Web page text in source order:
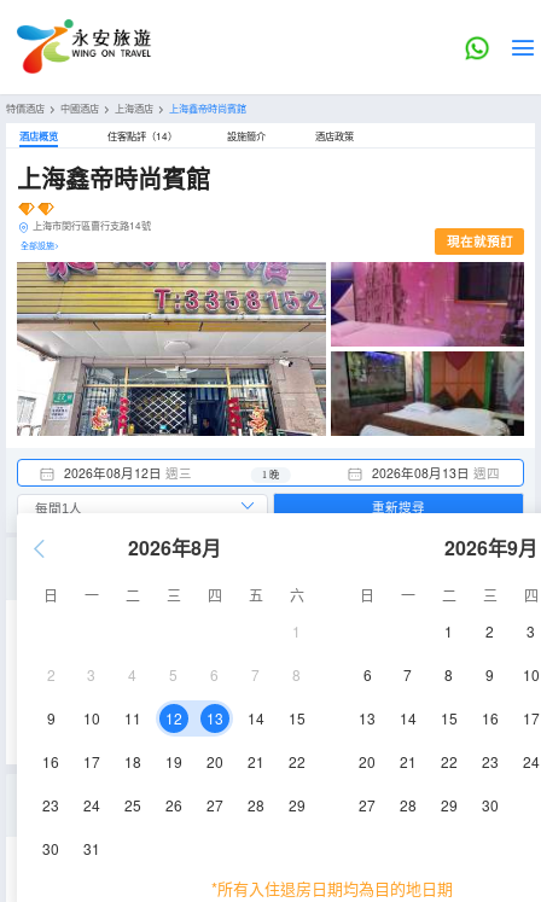
特價酒店 > 中國酒店 > 上海酒店 > 上海鑫帝時尚賓館
酒店概览 住客點評（14） 設施簡介 酒店政策
上海鑫帝時尚賓館
上海市閔行區曹行支路14號
全部設施> 現在就預訂
2026年08月12日 週三 2026年08月13日 週四
1 晚
2026年8月
日 一 二 三 四 五
六
1
2 3 4 5 6 7 8
9 10 11 12 13 14 15
16 17 18 19 20 21 22
23 24 25 26 27 28 29
30 31
2026年9月
日 一 二 三
四
1
2 3
6 7 8 9 10
13 14 15 16 17
20 21 22 23 24
27 28 29 30
*所有入住退房日期均為目的地日期
重新搜尋
特價房（公共衞浴）
6㎡ 2層